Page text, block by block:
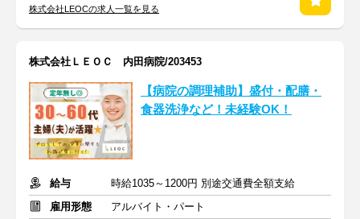
株式会社LEOCの求人一覧を見る
株式会社ＬＥＯＣ 内田病院/203453
【病院の調理補助】盛付・配膳・
食器洗浄など！未経験OK！
給与
時給1035～1200円 別途交通費全額支給
雇用形態
アルバイト・パート